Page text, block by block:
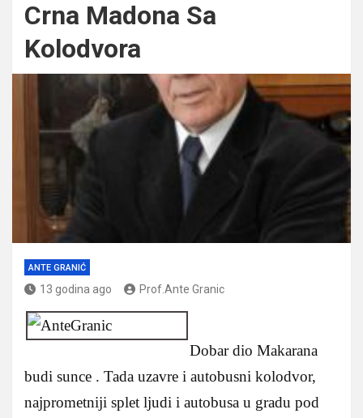
Crna Madona Sa
Kolodvora
ANTE GRANIĆ
13 godina ago Prof.Ante Granic
Dobar dio Makarana
budi sunce . Tada uzavre i autobusni kolodvor,
najprometniji splet ljudi i autobusa u gradu pod